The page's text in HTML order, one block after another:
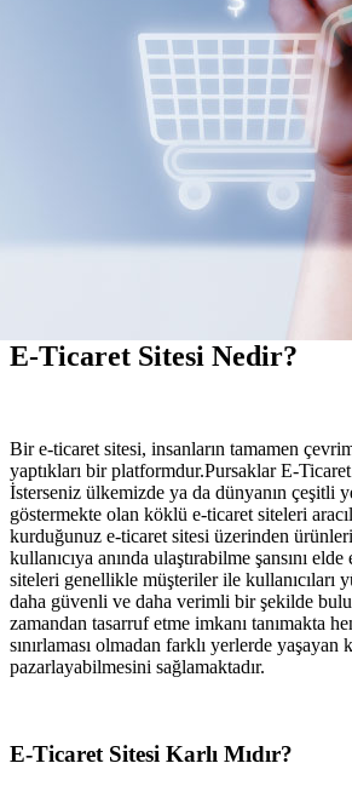
E-Ticaret Sitesi Nedir?
Bir e-ticaret sitesi, insanların tamamen
yaptıkları bir platformdur.Pursaklar E-
İsterseniz ülkemizde ya da dünyanın çeşitli
göstermekte olan köklü e-ticaret siteleri
kurduğunuz e-ticaret sitesi üzerinden
kullanıcıya anında ulaştırabilme şansını
siteleri genellikle müşteriler ile kullanıcıları
daha güvenli ve daha verimli bir şekilde
zamandan tasarruf etme imkanı tanımakta
sınırlaması olmadan farklı yerlerde yaşayan
pazarlayabilmesini sağlamaktadır.
E-Ticaret Sitesi Karlı Mıdır?